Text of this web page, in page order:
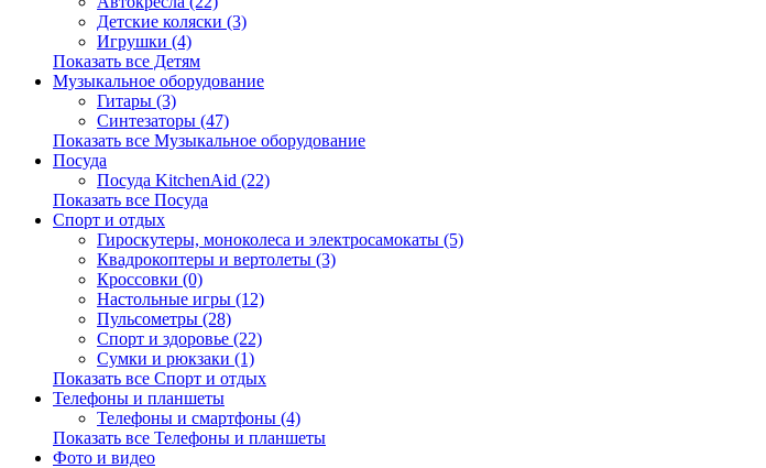
Детские коляски (3)
Игрушки (4)
Показать все Детям
Музыкальное оборудование
Гитары (3)
Синтезаторы (47)
Показать все Музыкальное оборудование
Посуда
Посуда KitchenAid (22)
Показать все Посуда
Спорт и отдых
Гироскутеры, моноколеса и электросамокаты (5)
Квадрокоптеры и вертолеты (3)
Кроссовки (0)
Настольные игры (12)
Пульсометры (28)
Спорт и здоровье (22)
Сумки и рюкзаки (1)
Показать все Спорт и отдых
Телефоны и планшеты
Телефоны и смартфоны (4)
Показать все Телефоны и планшеты
Фото и видео